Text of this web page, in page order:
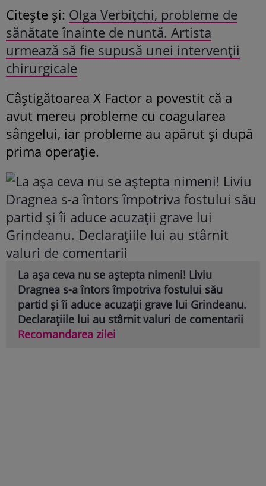
Citește și: Olga Verbițchi, probleme de
sănătate înainte de nuntă. Artista
urmează să fie supusă unei intervenții
chirurgicale
Câștigătoarea X Factor a povestit că a
avut mereu probleme cu coagularea
sângelui, iar probleme au apărut și după
prima operație.
La așa ceva nu se aștepta nimeni! Liviu
Dragnea s-a întors împotriva fostului său
partid și îi aduce acuzații grave lui Grindeanu.
Declarațiile lui au stârnit valuri de comentarii
Recomandarea zilei